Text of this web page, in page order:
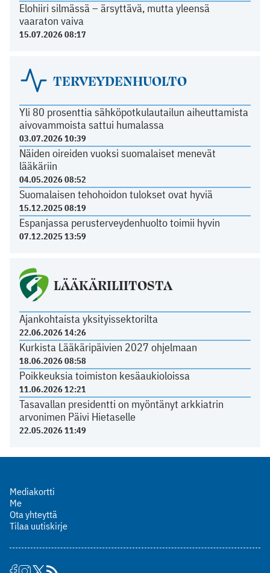
Elohiiri silmässä – ärsyttävä, mutta yleensä
vaaraton vaiva
15.07.2026 08:17
TERVEYDENHUOLTO
Yli 80 prosenttia sähköpotkulautailun aiheuttamista
aivovammoista sattui humalassa
03.07.2026 10:39
Näiden oireiden vuoksi suomalaiset menevät
lääkäriin
04.05.2026 08:52
Suomalaisen tehohoidon tulokset ovat hyviä
15.12.2025 08:19
Espanjassa perusterveydenhuolto toimii hyvin
07.12.2025 13:59
LÄÄKÄRILIITOSTA
Ajankohtaista yksityissektorilta
22.06.2026 14:26
Kurkista Lääkäripäivien 2027 ohjelmaan
18.06.2026 08:58
Poikkeuksia toimiston kesäaukioloissa
11.06.2026 12:21
Tasavallan presidentti on myöntänyt arkkiatrin
arvonimen Päivi Hietaselle
22.05.2026 11:49
Mediakortti
Me
Ota yhteyttä
Tilaa uutiskirje